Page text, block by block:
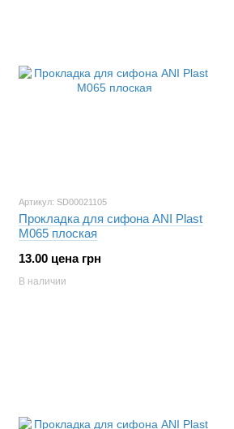
Артикул: SD00021105
Прокладка для сифона ANI Plast
М065 плоская
13.00 цена грн
В наличии